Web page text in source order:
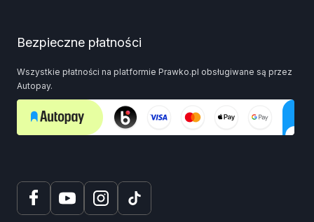
Bezpieczne płatności
Wszystkie płatności na platformie Prawko.pl obsługiwane są przez
Autopay.